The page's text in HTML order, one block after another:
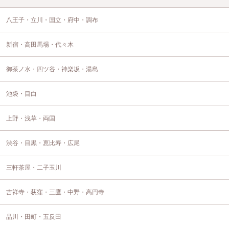
八王子・立川・国立・府中・調布
新宿・高田馬場・代々木
御茶ノ水・四ツ谷・神楽坂・湯島
池袋・目白
上野・浅草・両国
渋谷・目黒・恵比寿・広尾
三軒茶屋・二子玉川
吉祥寺・荻窪・三鷹・中野・高円寺
品川・田町・五反田